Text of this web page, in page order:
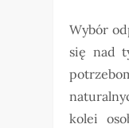
Wybór
się nad
kolei